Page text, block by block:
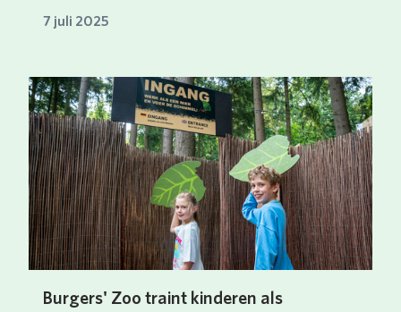
7 juli 2025
Burgers' Zoo traint kinderen als